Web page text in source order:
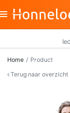
Home
Product
Terug naar overzicht